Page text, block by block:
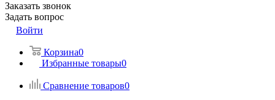
Заказать звонок
Задать вопрос
Войти
Корзина0
Избранные товары0
Сравнение товаров0